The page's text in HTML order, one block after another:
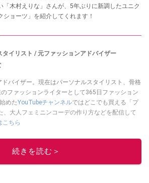
「木村えりな」さんが、5年ぶりに新調したユニク
ショーツ」を紹介してくれます！
タイリスト / 元ファッションアドバイザー
ドバイザー。現在はパーソナルスタイリスト、骨格
ファッションライターとして365日ファッション
めたYouTubeチャンネルではどこでも買える「プ
、大人フェミニンコーデの作り方などを配信して
こちら
このイチオシストの他の記事を読む
続きを読む＞